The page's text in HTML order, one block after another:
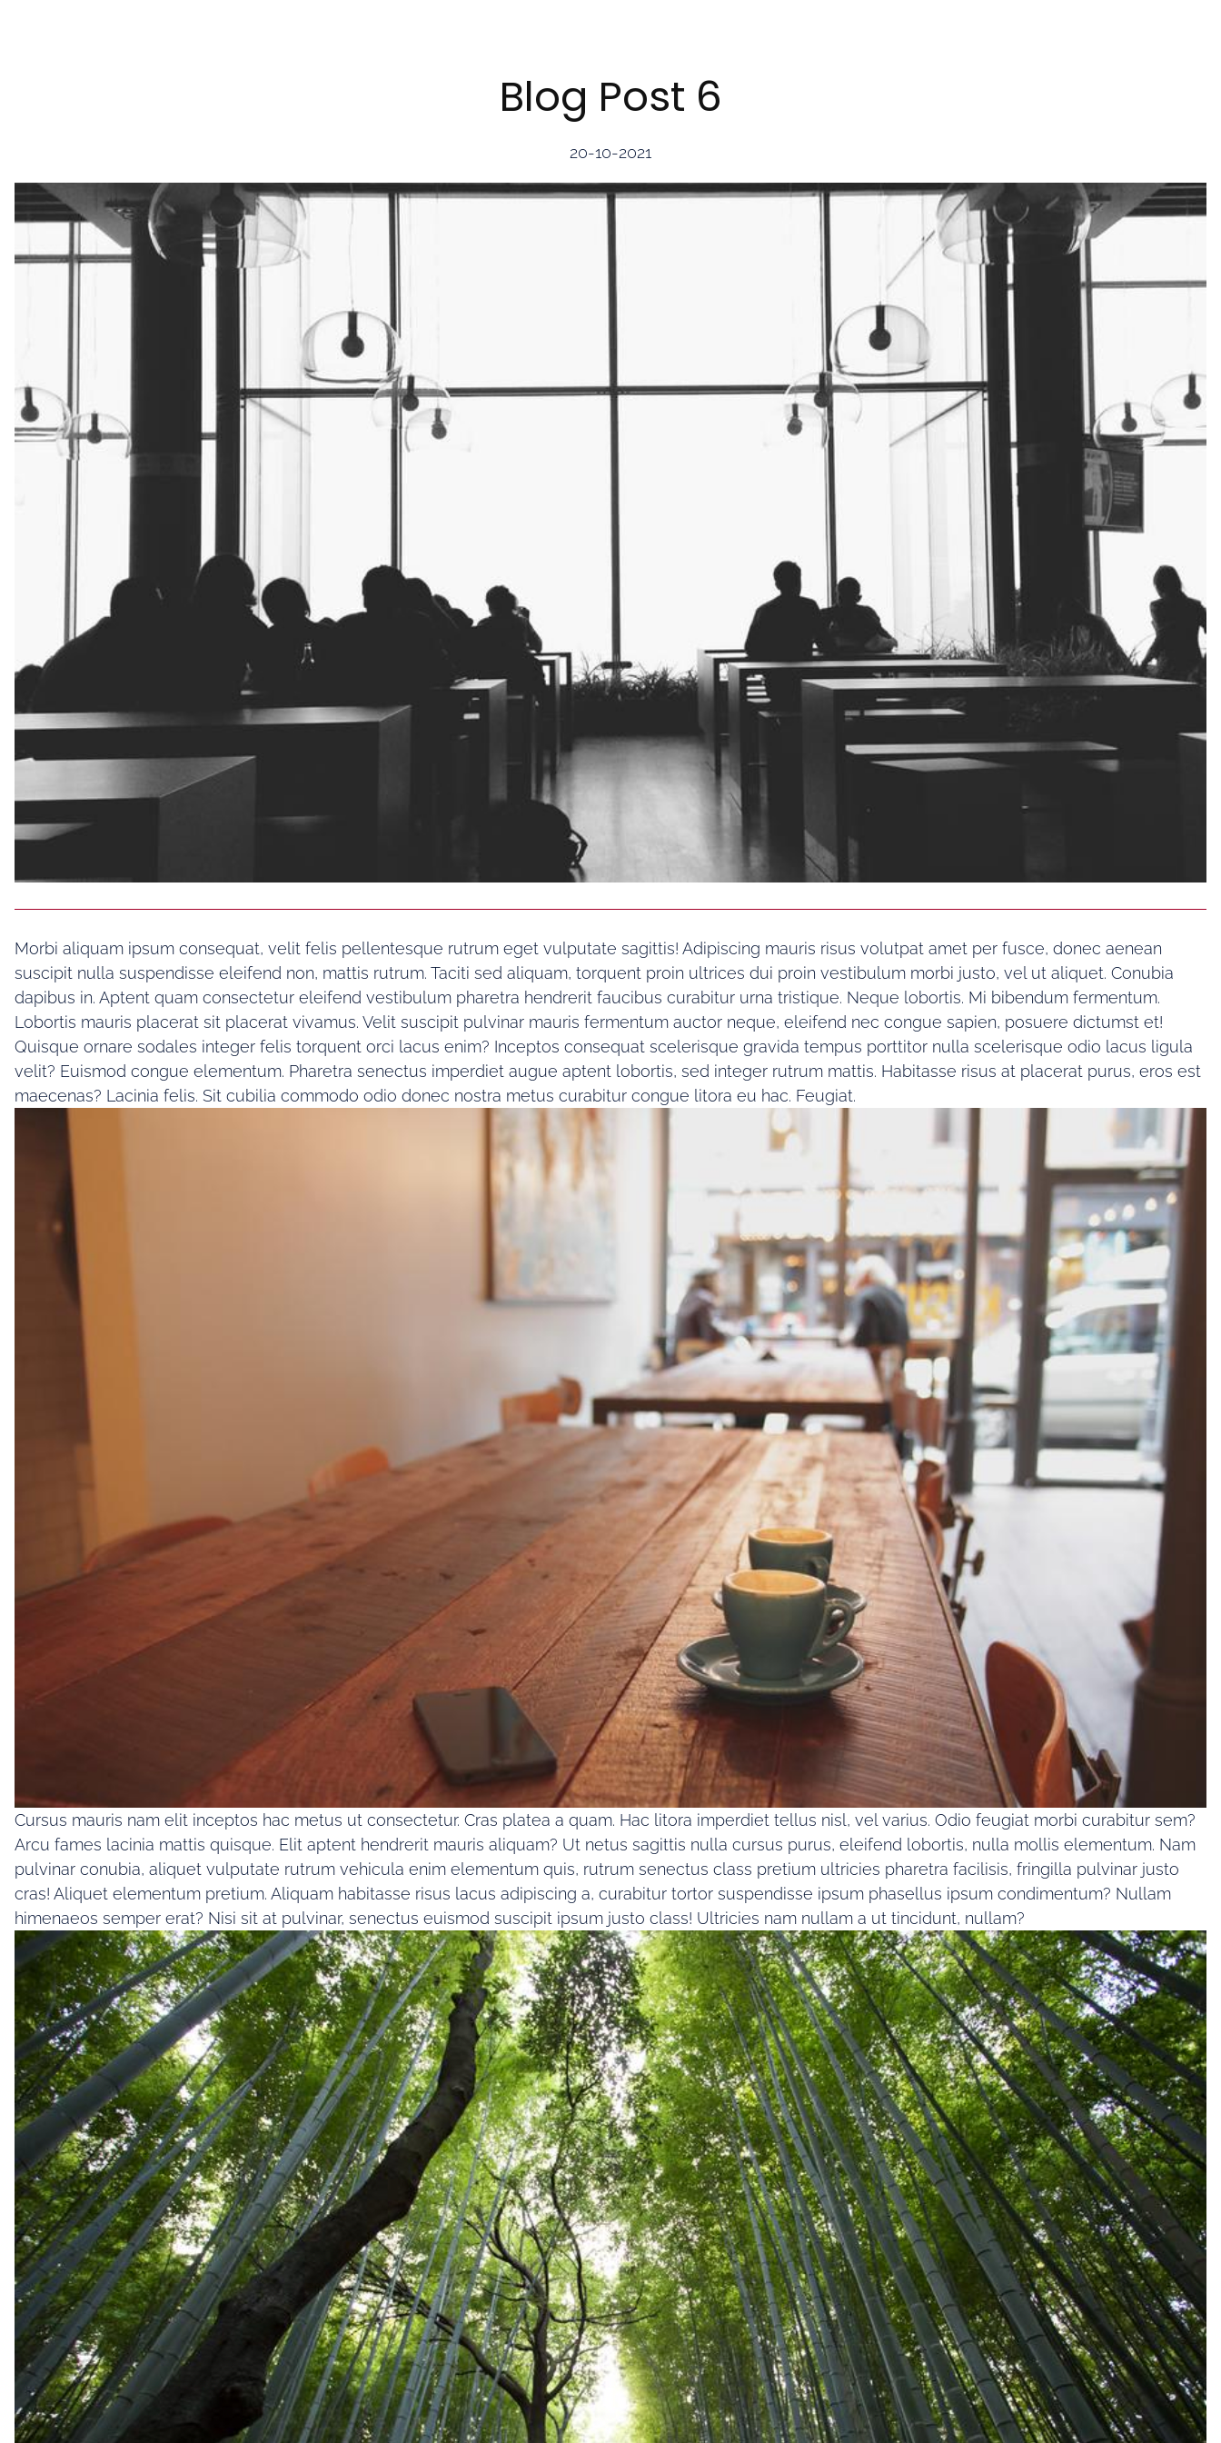
Blog Post 6
20-10-2021
Morbi aliquam ipsum consequat, velit felis pellentesque rutrum eget vulputate sagittis! Adipiscing mauris risus volutpat amet per fusce, donec aenean
suscipit nulla suspendisse eleifend non, mattis rutrum. Taciti sed aliquam, torquent proin ultrices dui proin vestibulum morbi justo, vel ut aliquet. Conubia
dapibus in. Aptent quam consectetur eleifend vestibulum pharetra hendrerit faucibus curabitur urna tristique. Neque lobortis. Mi bibendum fermentum.
Lobortis mauris placerat sit placerat vivamus. Velit suscipit pulvinar mauris fermentum auctor neque, eleifend nec congue sapien, posuere dictumst et!
Quisque ornare sodales integer felis torquent orci lacus enim? Inceptos consequat scelerisque gravida tempus porttitor nulla scelerisque odio lacus ligula
velit? Euismod congue elementum. Pharetra senectus imperdiet augue aptent lobortis, sed integer rutrum mattis. Habitasse risus at placerat purus, eros est
maecenas? Lacinia felis. Sit cubilia commodo odio donec nostra metus curabitur congue litora eu hac. Feugiat.
Cursus mauris nam elit inceptos hac metus ut consectetur. Cras platea a quam. Hac litora imperdiet tellus nisl, vel varius. Odio feugiat morbi curabitur sem?
Arcu fames lacinia mattis quisque. Elit aptent hendrerit mauris aliquam? Ut netus sagittis nulla cursus purus, eleifend lobortis, nulla mollis elementum. Nam
pulvinar conubia, aliquet vulputate rutrum vehicula enim elementum quis, rutrum senectus class pretium ultricies pharetra facilisis, fringilla pulvinar justo
cras! Aliquet elementum pretium. Aliquam habitasse risus lacus adipiscing a, curabitur tortor suspendisse ipsum phasellus ipsum condimentum? Nullam
himenaeos semper erat? Nisi sit at pulvinar, senectus euismod suscipit ipsum justo class! Ultricies nam nullam a ut tincidunt, nullam?